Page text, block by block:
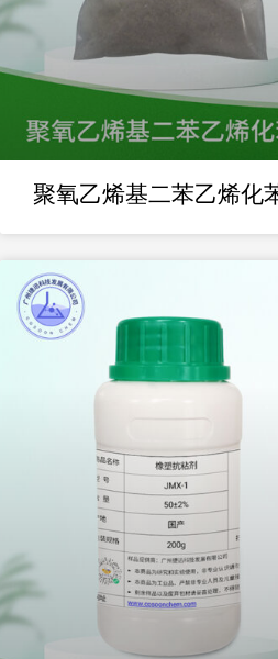
聚氧乙烯基二苯乙烯化